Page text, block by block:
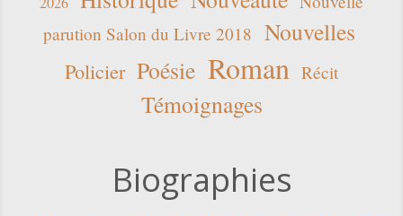
parution Salon du Livre 2018 Nouvelles
Policier Poésie Roman Récit
Témoignages
Biographies